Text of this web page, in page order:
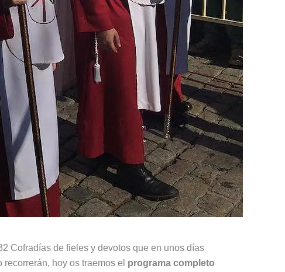
Cofradías de fieles y devotos que en unos días
hoy os traemos el programa completo